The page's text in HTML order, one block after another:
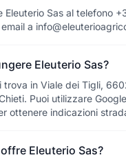
Eleuterio Sas al telefono
a
Eleuterio Sas?
trova in Viale dei Tigli,
Puoi utilizzare
ottenere indicazioni
Eleuterio Sas?